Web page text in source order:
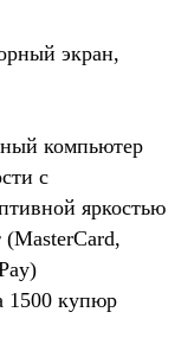
экран,
компьютер
с
яркостью
(MasterCard,
1500 купюр